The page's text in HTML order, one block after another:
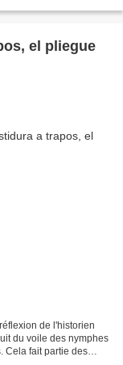
el pliegue
de l'historien
du voile des nymphes
Cela fait partie des